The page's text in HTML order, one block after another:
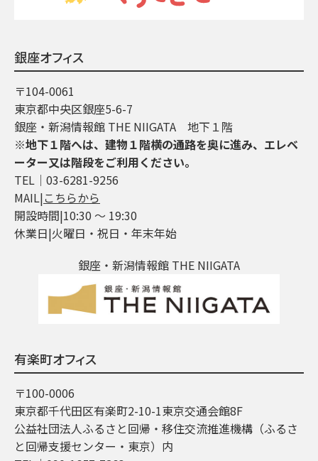
銀座オフィス
〒104-0061
東京都中央区銀座5-6-7
銀座・新潟情報館 THE NIIGATA 地下１階
※地下１階へは、建物１階横の通路を奥に進み、エレベ
ーター又は階段をご利用ください。
TEL│03-6281-9256
MAIL|こちらから
開設時間|10:30 ～ 19:30
休業日|火曜日・祝日・年末年始
銀座・新潟情報館 THE NIIGATA
有楽町オフィス
〒100-0006
東京都千代田区有楽町2-10-1東京交通会館8F
公益社団法人ふるさと回帰・移住交流推進機構（ふるさ
と回帰支援センター・東京）内